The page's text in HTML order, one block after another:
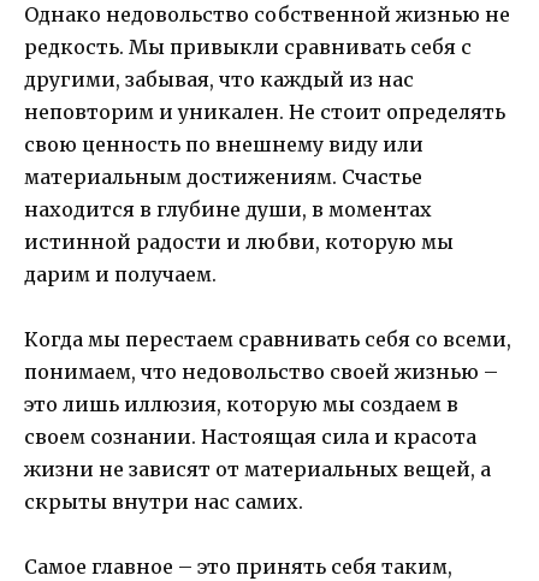
Однако недовольство собственной жизнью не
редкость. Мы привыкли сравнивать себя с
другими, забывая, что каждый из нас
неповторим и уникален. Не стоит определять
свою ценность по внешнему виду или
материальным достижениям. Счастье
находится в глубине души, в моментах
истинной радости и любви, которую мы
дарим и получаем.
Когда мы перестаем сравнивать себя со всеми,
понимаем, что недовольство своей жизнью –
это лишь иллюзия, которую мы создаем в
своем сознании. Настоящая сила и красота
жизни не зависят от материальных вещей, а
скрыты внутри нас самих.
Самое главное – это принять себя таким,